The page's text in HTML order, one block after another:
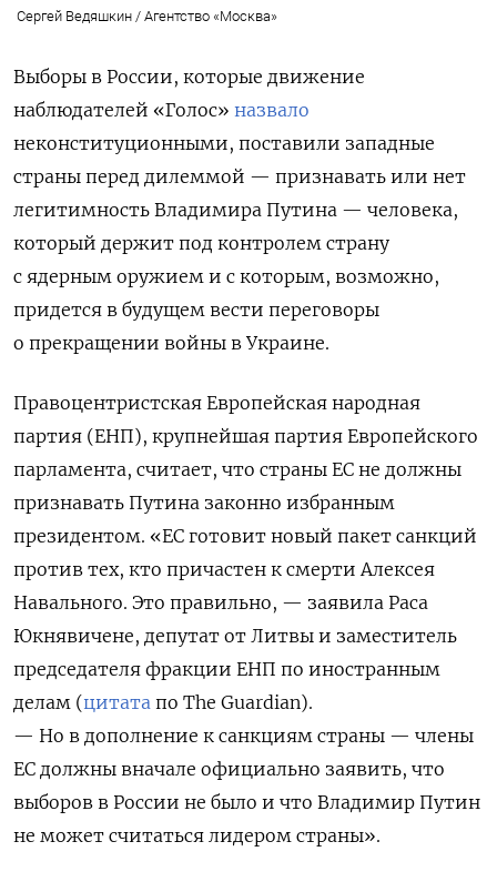
Сергей Ведяшкин / Агентство «Москва»
Выборы в России, которые движение
наблюдателей «Голос» назвало
неконституционными, поставили западные
страны перед дилеммой — признавать или нет
легитимность Владимира Путина — человека,
который держит под контролем страну
с ядерным оружием и с которым, возможно,
придется в будущем вести переговоры
о прекращении войны в Украине.
Правоцентристская Европейская народная
партия (ЕНП), крупнейшая партия Европейского
парламента, считает, что страны ЕС не должны
признавать Путина законно избранным
президентом. «ЕС готовит новый пакет санкций
против тех, кто причастен к смерти Алексея
Навального. Это правильно, — заявила Раса
Юкнявичене, депутат от Литвы и заместитель
председателя фракции ЕНП по иностранным
делам (цитата по The Guardian).
— Но в дополнение к санкциям страны — члены
ЕС должны вначале официально заявить, что
выборов в России не было и что Владимир Путин
не может считаться лидером страны».